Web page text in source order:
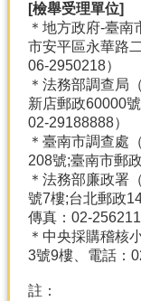
[檢舉受理單位]
＊地方政府-臺
市安平區永華路
06-2950218）
＊法務部調查局
新店郵政60000
02-29188888）
＊臺南市調查處
208號;臺南市郵
＊法務部廉政署
號7樓;台北郵政
傳真：02-
＊中央採購稽核
3號9樓、電話：
註：